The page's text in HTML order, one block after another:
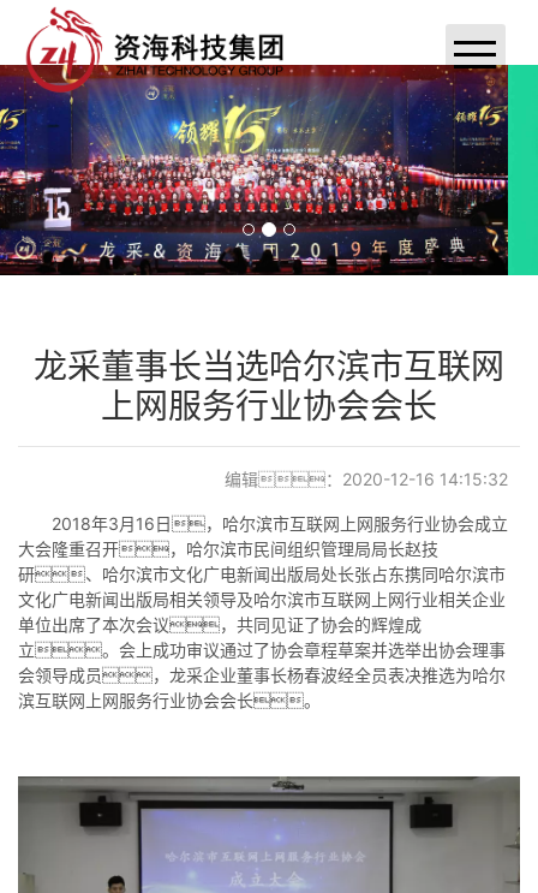
首页
关于嘿嘿连载成人
新闻动态
案例展示
小程序定制开发
APP定制开发
高端定制网站
龙采董事长当选哈尔滨市互联网
上网服务行业协会会长
编辑：2020-12-16 14:15:32
2018年3月16日，哈尔滨市互联网上网服务行业协会成立
大会隆重召开，哈尔滨市民间组织管理局局长赵技
研、哈尔滨市文化广电新闻出版局处长张占东携同哈尔滨市
文化广电新闻出版局相关领导及哈尔滨市互联网上网行业相关企业
单位出席了本次会议，共同见证了协会的辉煌成
立。会上成功审议通过了协会章程草案并选举出协会理事
会领导成员，龙采企业董事长杨春波经全员表决推选为哈尔
滨互联网上网服务行业协会会长。